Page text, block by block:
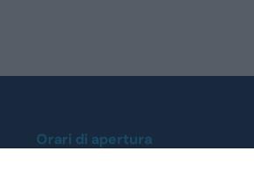
Orari di apertura